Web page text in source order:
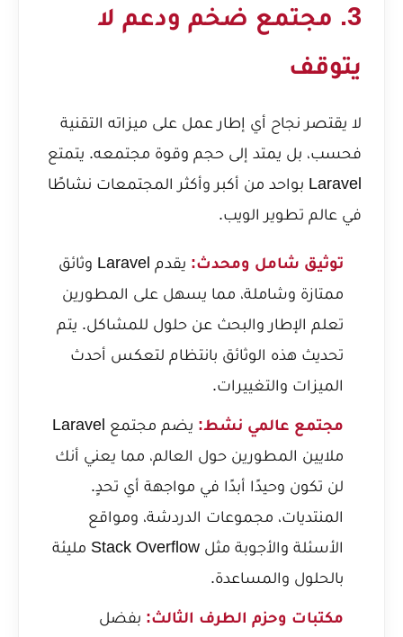
3. مجتمع ضخم ودعم لا
يتوقف
لا يقتصر نجاح أي إطار عمل على ميزاته التقنية
فحسب، بل يمتد إلى حجم وقوة مجتمعه. يتمتع
Laravel بواحد من أكبر وأكثر المجتمعات نشاطًا
في عالم تطوير الويب.
توثيق شامل ومحدث:
يقدم Laravel وثائق
ممتازة وشاملة، مما يسهل على المطورين
تعلم الإطار والبحث عن حلول للمشاكل. يتم
تحديث هذه الوثائق بانتظام لتعكس أحدث
الميزات والتغييرات.
مجتمع عالمي نشط:
يضم مجتمع Laravel
ملايين المطورين حول العالم، مما يعني أنك
لن تكون وحيدًا أبدًا في مواجهة أي تحدٍ.
المنتديات، مجموعات الدردشة، ومواقع
الأسئلة والأجوبة مثل Stack Overflow مليئة
بالحلول والمساعدة.
مكتبات وحزم الطرف الثالث: بفضل